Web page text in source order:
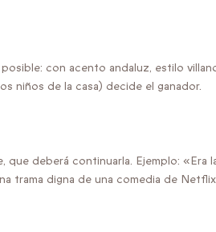
con acento andaluz, estilo
niños de la casa) decide el ganador.
que deberá continuarla. Ejemplo: «Era
trama digna de una comedia de